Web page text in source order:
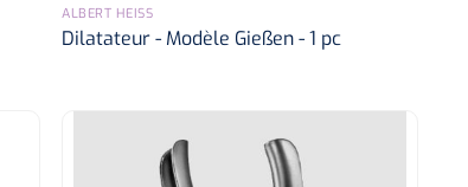
ALBERT HEISS
Dilatateur - Modèle Gießen - 1 pc